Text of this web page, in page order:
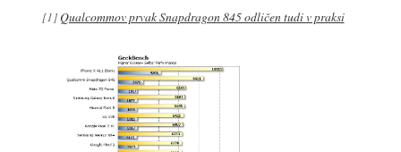
[1]Qualcommov prvak Snapdragon 845 odličen tudi v praksi